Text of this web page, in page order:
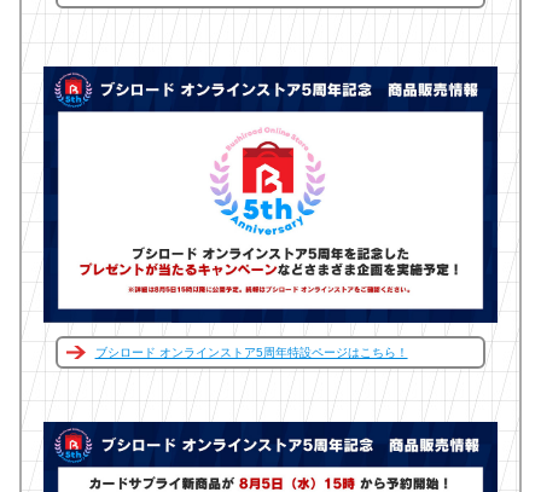
ブシロード オンラインストア5周年特設ページはこちら！